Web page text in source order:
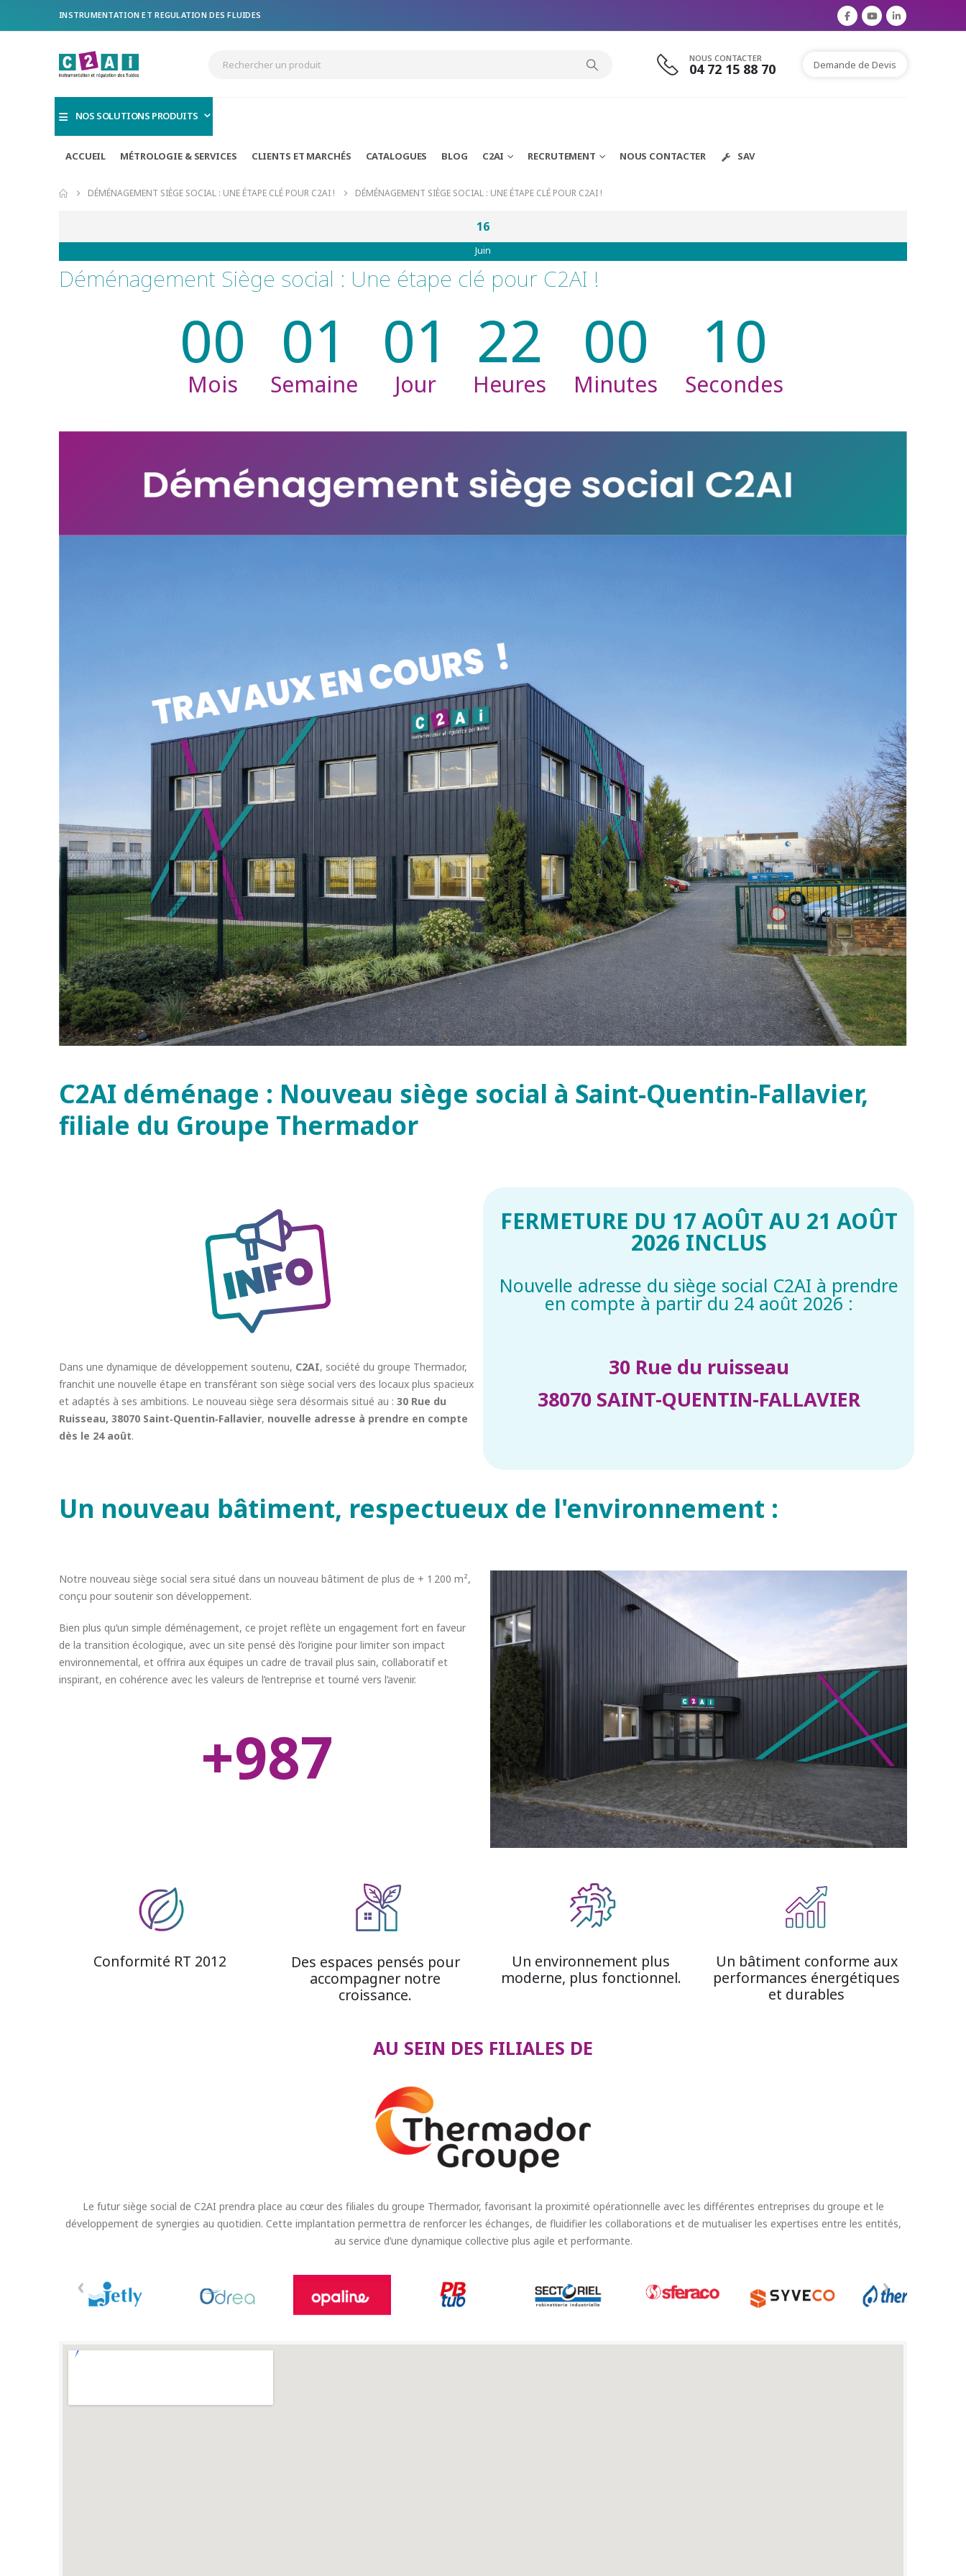
INSTRUMENTATION ET REGULATION DES FLUIDES
NOUS CONTACTER
04 72 15 88 70 Demande de Devis
NOS SOLUTIONS PRODUITS
ACCUEIL MÉTROLOGIE & SERVICES CLIENTS ET MARCHÉS CATALOGUES BLOG C2AI RECRUTEMENT NOUS CONTACTER SAV
DÉMÉNAGEMENT SIÈGE SOCIAL : UNE ÉTAPE CLÉ POUR C2AI ! DÉMÉNAGEMENT SIÈGE SOCIAL : UNE ÉTAPE CLÉ POUR C2AI !
16
Juin
Déménagement Siège social : Une étape clé pour C2AI !
00
Mois
01
Semaine
01
Jour
22
Heures
00
Minutes
08
Secondes
C2AI déménage : Nouveau siège social à Saint-Quentin-Fallavier,
filiale du Groupe Thermador
Dans une dynamique de développement soutenu, C2AI, société du groupe Thermador,
franchit une nouvelle étape en transférant son siège social vers des locaux plus spacieux
et adaptés à ses ambitions. Le nouveau siège sera désormais situé au : 30 Rue du
Ruisseau, 38070 Saint‑Quentin‑Fallavier, nouvelle adresse à prendre en compte
dès le 24 août.
FERMETURE DU 17 AOÛT AU 21 AOÛT
2026 INCLUS
Nouvelle adresse du siège social C2AI à prendre
en compte à partir du 24 août 2026 :
30 Rue du ruisseau
38070 SAINT-QUENTIN-FALLAVIER
Un nouveau bâtiment, respectueux de l'environnement :
Notre nouveau siège social sera situé dans un nouveau bâtiment de plus de + 1 200 m²,
conçu pour soutenir son développement.
Bien plus qu’un simple déménagement, ce projet reflète un engagement fort en faveur
de la transition écologique, avec un site pensé dès l’origine pour limiter son impact
environnemental, et offrira aux équipes un cadre de travail plus sain, collaboratif et
inspirant, en cohérence avec les valeurs de l’entreprise et tourné vers l’avenir.
1200M²
Conformité RT 2012
Des espaces pensés pour
accompagner notre
croissance.
Un environnement plus
moderne, plus fonctionnel.
Un bâtiment conforme aux
performances énergétiques
et durables
AU SEIN DES FILIALES DE
Le futur siège social de C2AI prendra place au cœur des filiales du groupe Thermador, favorisant la proximité opérationnelle avec les différentes entreprises du groupe et le
développement de synergies au quotidien. Cette implantation permettra de renforcer les échanges, de fluidifier les collaborations et de mutualiser les expertises entre les entités,
au service d’une dynamique collective plus agile et performante.